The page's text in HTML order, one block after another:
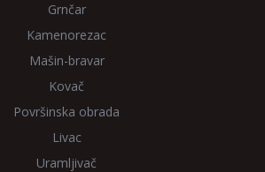
Grnčar
Kamenorezac
Mašin-bravar
Kovač
Površinska obrada
Livac
Uramljivač